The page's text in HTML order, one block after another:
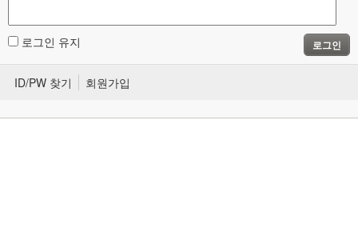
로그인 유지 로그인
ID/PW 찾기 회원가입